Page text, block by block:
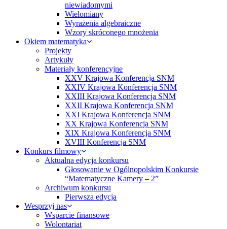
niewiadomymi
Wielomiany
Wyrażenia algebraiczne
Wzory skróconego mnożenia
Okiem matematyka
Projekty
Artykuły
Materiały konferencyjne
XXV Krajowa Konferencja SNM
XXIV Krajowa Konferencja SNM
XXIII Krajowa Konferencja SNM
XXII Krajowa Konferencja SNM
XXI Krajowa Konferencja SNM
XX Krajowa Konferencja SNM
XIX Krajowa Konferencja SNM
XVIII Konferencja SNM
Konkurs filmowy
Aktualna edycja konkursu
Głosowanie w Ogólnopolskim Konkursie
“Matematyczne Kamery – 2”
Archiwum konkursu
Pierwsza edycja
Wesprzyj nas
Wsparcie finansowe
Wolontariat